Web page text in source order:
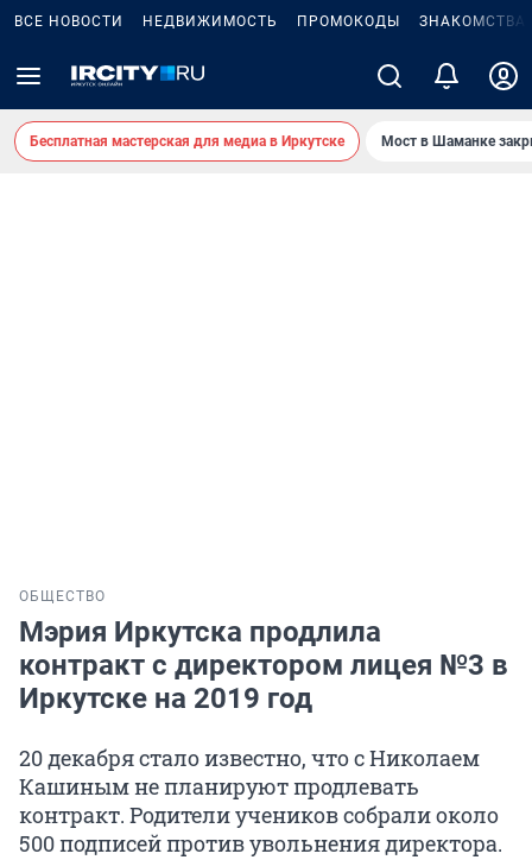
ВСЕ НОВОСТИ НЕДВИЖИМОСТЬ ПРОМОКОДЫ ЗНАКОМСТВА
Бесплатная мастерская для медиа в Иркутске Мост в Шаманке
ОБЩЕСТВО
Мэрия Иркутска продлила
контракт с директором лицея №3 в
Иркутске на 2019 год
20 декабря стало известно, что с Николаем
Кашиным не планируют продлевать
контракт. Родители учеников собрали около
500 подписей против увольнения директора.